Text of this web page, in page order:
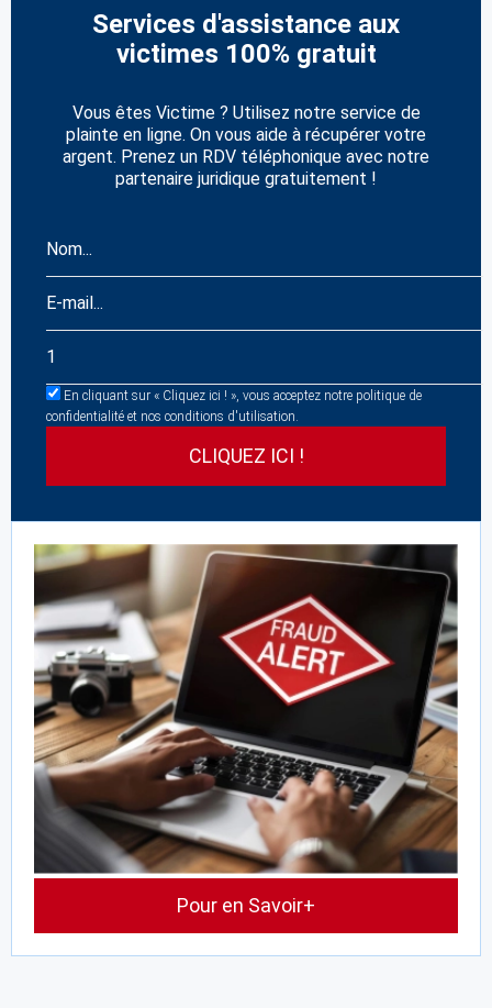
Services d'assistance aux
victimes 100% gratuit
Vous êtes Victime ? Utilisez notre service de
plainte en ligne. On vous aide à récupérer votre
argent. Prenez un RDV téléphonique avec notre
partenaire juridique gratuitement !
En cliquant sur « Cliquez ici ! », vous acceptez notre politique de
confidentialité et nos conditions d'utilisation.
Pour en Savoir+